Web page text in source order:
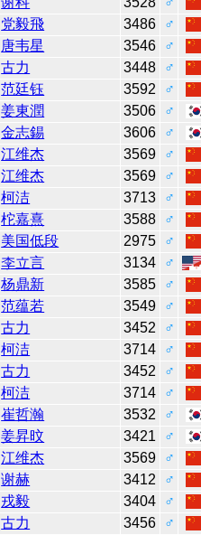
党毅飛 3486
♂
唐韦星 3546
♂
古力 3448
♂
范廷钰 3592
♂
姜東潤 3506
♂
金志錫 3606
♂
江维杰 3569
♂
江维杰 3569
♂
柯洁 3713
♂
柁嘉熹 3588
♂
美国低段 2975
♂
李立言 3134
♂
杨鼎新 3585
♂
范蕴若 3549
♂
古力 3452
♂
柯洁 3714
♂
古力 3452
♂
柯洁 3714
♂
崔哲瀚 3532
♂
姜昇旼 3421
♂
江维杰 3569
♂
谢赫 3412
♂
戎毅 3404
♂
古力 3456
♂